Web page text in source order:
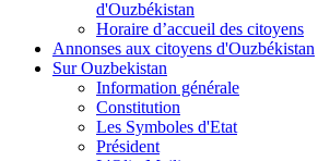
d'Ouzbékistan
Horaire d’accueil des citoyens
Annonses aux citoyens d'Ouzbékistan
Sur Ouzbekistan
Information générale
Constitution
Les Symboles d'Etat
Président